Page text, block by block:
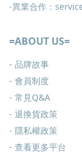
-異業合作：
=ABOUT US=
- 品牌故事
- 會員制度
- 常見Q&A
- 退換貨政策
- 隱私權政策
- 查看更多平台